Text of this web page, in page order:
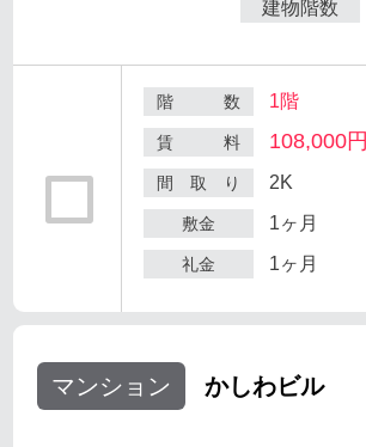
建物階数
階 数 1階
賃 料 108,000円
間 取 り 2K
敷金 1ヶ月
礼金 1ヶ月
マンション かしわビル